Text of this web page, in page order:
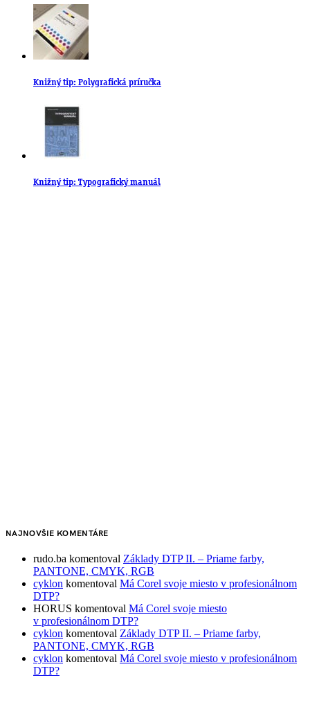
Knižný tip: Polygrafická príručka
Knižný tip: Typografický manuál
NAJNOVŠIE KOMENTÁRE
rudo.ba komentoval Základy DTP II. – Priame farby,
PANTONE, CMYK, RGB
cyklon komentoval Má Corel svoje miesto v profesionálnom
DTP?
HORUS komentoval Má Corel svoje miesto
v profesionálnom DTP?
cyklon komentoval Základy DTP II. – Priame farby,
PANTONE, CMYK, RGB
cyklon komentoval Má Corel svoje miesto v profesionálnom
DTP?